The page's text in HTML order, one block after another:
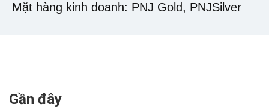
Mặt hàng kinh doanh: PNJ Gold, PNJSilver
Gần đây